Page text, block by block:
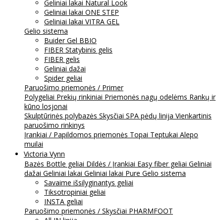
Geliniai lakai Natural Look
Geliniai lakai ONE STEP
Geliniai lakai VITRA GEL
Gelio sistema
Buider Gel BBIO
FIBER Statybinis gelis
FIBER gelis
Geliniai dažai
Spider geliai
Paruošimo priemonės / Primer
Polygeliai Prekių rinkiniai Priemonės nagų odelėms Rankų ir
kūno losjonai
Skulptūrinės polybazės Skysčiai SPA pėdų linija Vienkartinis
paruošimo rinkinys
Įrankiai / Papildomos priemonės Topai Teptukai Alepo
muilai
Victoria Vynn
Bazės Bottle geliai Dildės / Įrankiai Easy fiber geliai Geliniai
dažai Geliniai lakai Geliniai lakai Pure Gelio sistema
Savaime išsilyginantys geliai
Tiksotropiniai geliai
INSTA geliai
Paruošimo priemonės / Skysčiai PHARMFOOT